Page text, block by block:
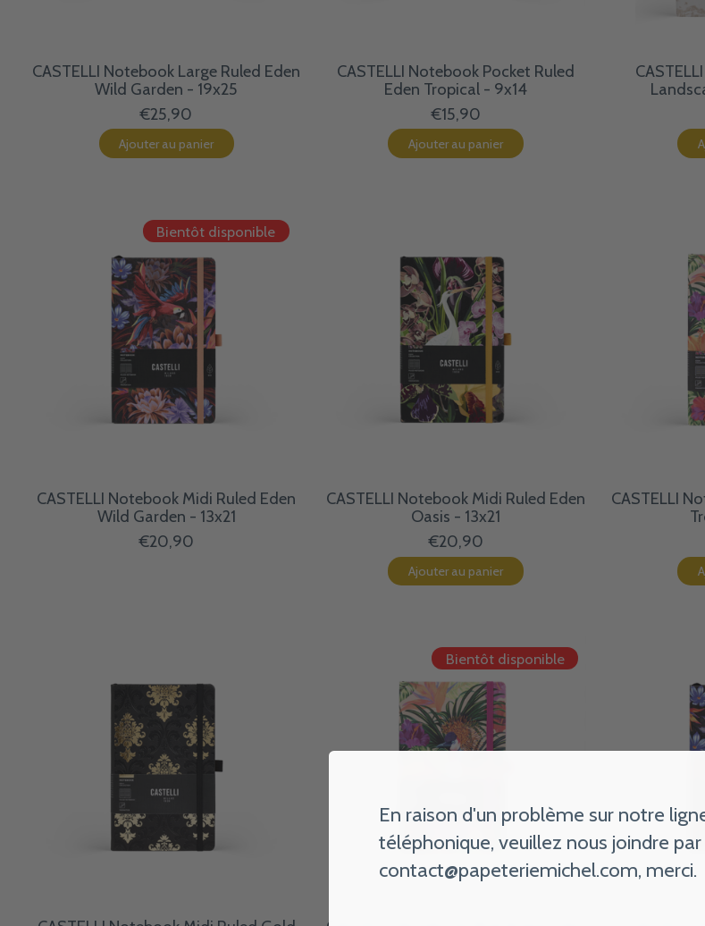
CASTELLI Notebook Large Ruled Eden
Wild Garden - 19x25
€25,90
Ajouter au panier
CASTELLI Notebook Pocket Ruled
Eden Tropical - 9x14
€15,90
Ajouter au panier
Bientôt disponible
CASTELLI Notebook Midi Ruled Eden
Wild Garden - 13x21
€20,90
CASTELLI Notebook Midi Ruled Eden
Oasis - 13x21
€20,90
Ajouter au panier
CASTELLI
Bientôt disponible
En raison d'un problème sur notre
téléphonique, veuillez nous joindre
contact@papeteriemichel.com, merci.